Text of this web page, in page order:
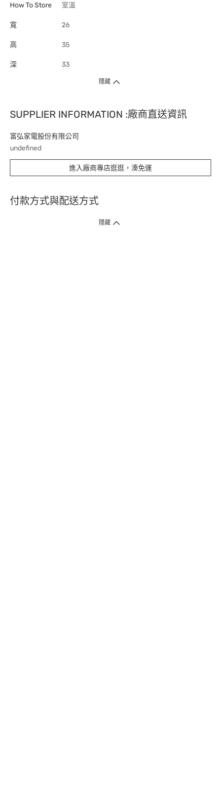
How To Store 室溫
寬 26
高 35
深 33
隱藏
SUPPLIER INFORMATION :廠商直送資訊
富弘家電股份有限公司
undefined
進入廠商專店逛逛，湊免運
付款方式與配送方式
隱藏